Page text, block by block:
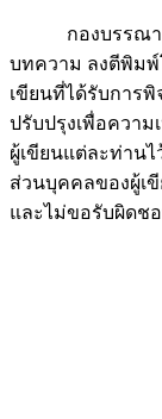
กองบรรณาธิก
บทความ ลงตีพิมพ์
เขียนที่ได้รับการ
ปรับปรุงเพื่อควา
ผู้เขียนแต่ละท่าน
ส่วนบุคคลของผู้เ
และไม่ขอรับผิดช